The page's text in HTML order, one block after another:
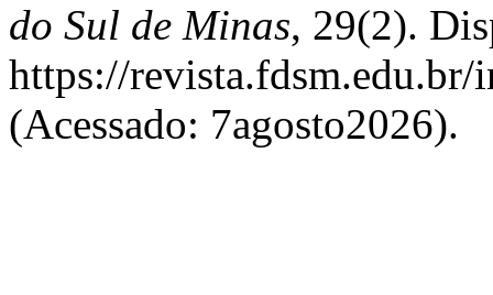
do Sul de Minas, 29(2).
https://
(Acessado: 7agosto2026).